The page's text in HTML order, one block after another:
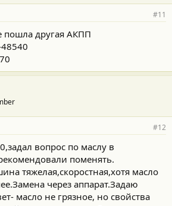
#11
пошла другая АКПП
#12
вопрос по маслу в
поменять.
тяжелая,скоростная,хотя масло
через аппарат.Задаю
масло не грязное, но свойства